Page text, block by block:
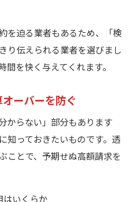
を迫る業者もあるため、「検
り伝えられる業者を選びまし
間を快く与えてくれます。
ーバーを防ぐ
からない」部分もあります
知っておきたいものです。透
ことで、予期せぬ高額請求を
はいくらか